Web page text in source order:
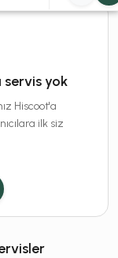
servis yok
Hiscoot'a
ilk siz